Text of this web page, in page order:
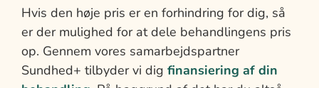
Hvis den høje pris er en forhindring for dig, så
er der mulighed for at dele behandlingens pris
op. Gennem vores samarbejdspartner
Sundhed+ tilbyder vi dig finansiering af din